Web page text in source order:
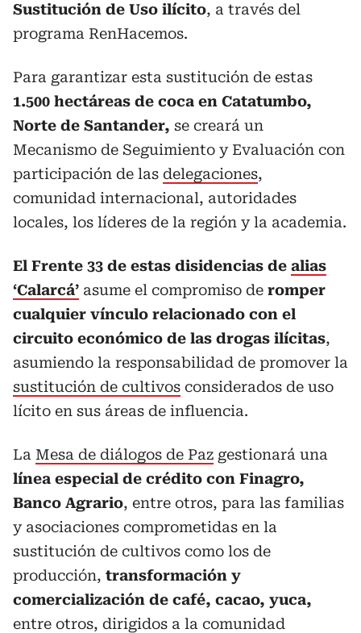
Sustitución de Uso ilícito, a través del
programa RenHacemos.
Para garantizar esta sustitución de estas
1.500 hectáreas de coca en Catatumbo,
Norte de Santander, se creará un
Mecanismo de Seguimiento y Evaluación con
participación de las delegaciones,
comunidad internacional, autoridades
locales, los líderes de la región y la academia.
El Frente 33 de estas disidencias de alias
‘Calarcá’ asume el compromiso de romper
cualquier vínculo relacionado con el
circuito económico de las drogas ilícitas,
asumiendo la responsabilidad de promover la
sustitución de cultivos considerados de uso
lícito en sus áreas de influencia.
La Mesa de diálogos de Paz gestionará una
línea especial de crédito con Finagro,
Banco Agrario, entre otros, para las familias
y asociaciones comprometidas en la
sustitución de cultivos como los de
producción, transformación y
comercialización de café, cacao, yuca,
entre otros, dirigidos a la comunidad